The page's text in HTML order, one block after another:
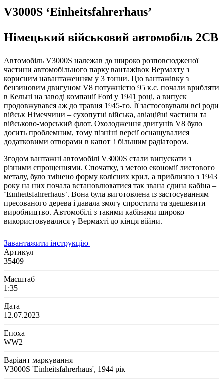
V3000S ‘Einheitsfahrerhaus’
Німецький військовий автомобіль 2СВ
Автомобіль V3000S належав до широко розповсюдженої
частини автомобільного парку вантажівок Вермахту з
корисним навантаженням у 3 тонни. Цю вантажівку з
бензиновим двигуном V8 потужністю 95 к.с. почали врибляти
в Кельні на заводі компанії Ford у 1941 році, а випуск
продовжувався аж до травня 1945-го. Її застосовували всі роди
військ Німеччини – сухопутні війська, авіаційні частини та
військово-морський флот. Охолодження двигунів V8 було
досить проблемним, тому пізніші версії оснащувалися
додатковими отворами в капоті і більшим радіатором.
Згодом вантажні автомобілі V3000S стали випускати з
різними спрощеннями. Спочатку, з метою економії листового
металу, було змінено форму колісних крил, а приблизно з 1943
року на них почала встановлюватися так звана єдина кабіна –
‘Einheitsfahrerhaus’. Вона була виготовлена із застосуванням
пресованого дерева і давала змогу спростити та здешевити
виробництво. Автомобілі з такими кабінами широко
використовувалися у Вермахті до кінця війни.
Завантажити інструкцію
Артикул
35409
Масштаб
1:35
Дата
12.07.2023
Епоха
WW2
Варіант маркування
V3000S 'Einheitsfahrerhaus', 1944 рік